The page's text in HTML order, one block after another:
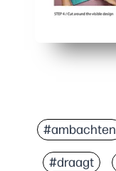
#ambachten
#draagt